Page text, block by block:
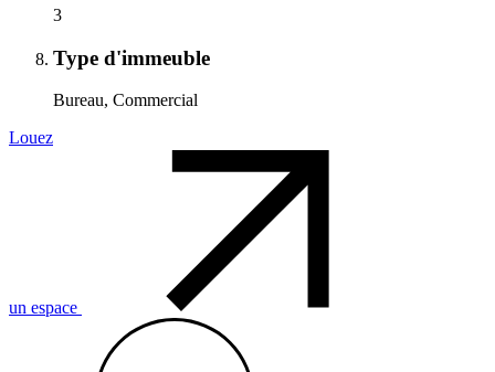
3
Type d'immeuble
Bureau, Commercial
Louez
un espace